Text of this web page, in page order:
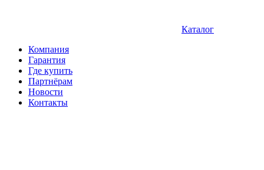
Каталог
Компания
Гарантия
Где купить
Партнёрам
Новости
Контакты